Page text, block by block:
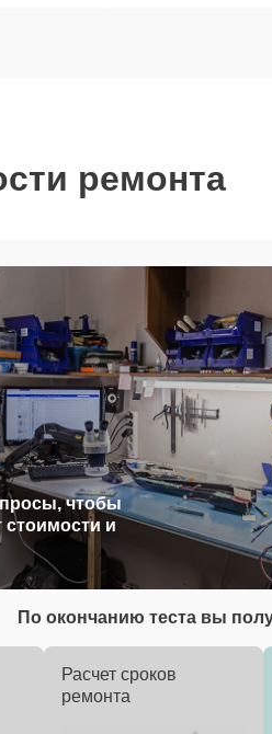
ремонта
чтобы
стоимости и
По окончанию теста вы
Расчет сроков
ремонта